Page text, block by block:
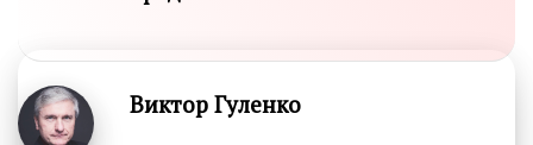
Виктор Гуленко